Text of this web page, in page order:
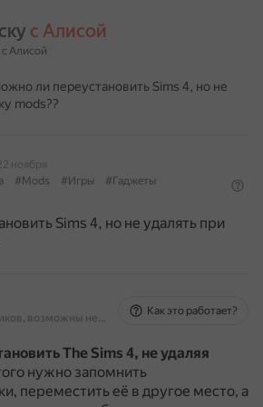
с Алисой
Алисой
ли переустановить Sims 4, но не
mods??
ноября
#Mods #Игры
#Гаджеты
Sims 4, но не удалять при
На основе источников, возможны неточности
Как это работает?
The Sims 4, не удаляя
нужно запомнить
переместить её в другое место, а